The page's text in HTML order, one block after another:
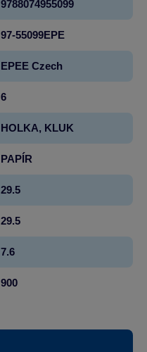
9788074955099
97-55099EPE
EPEE Czech
6
HOLKA, KLUK
PAPÍR
29.5
29.5
7.6
900